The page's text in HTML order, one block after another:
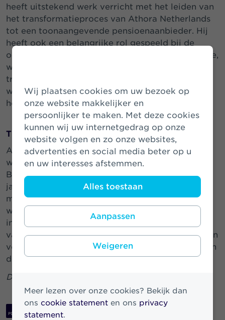
Wij plaatsen cookies om uw bezoek op
onze website makkelijker en
persoonlijker te maken. Met deze cookies
kunnen wij uw internetgedrag op onze
website volgen en zo onze websites,
advertenties en social media beter op u
en uw interesses afstemmen.
Alles toestaan
Aanpassen
Weigeren
Meer lezen over onze cookies? Bekijk dan
ons cookie statement en ons privacy
statement.
heeft uitstekend werk verricht met het leiden van
het transformatieproces van Athora Netherlands
tot een toonaangevende pensioenaanbieder. Hij
heeft ook een belangrijke rol gespeeld bij de
ontwikkeling van onze pensioen buy-out strategie,
wat heeft geleid tot verschillende succesvolle
transacties. Ik wil Angelo bedanken voor zijn
waardevolle bijdrage aan ons bedrijf en ik wens
hem het allerbeste bij Athora Group.”
Trots
Angelo Sacca, CTO of Athora Netherlands: “Het
was een eer om lid te zijn van de Raad van
Bestuur en ik ben trots op wat we de afgelopen
jaren hebben bereikt. Het was een voorrecht om
met veel collega's in het hele bedrijf samen te
werken en ik wil hen bedanken voor hun
indrukwekkende toewijding aan de transformatie
van Athora Netherlands. Ik ben blij dat ik met mijn
vertrek naar Athora Group deel blijf uitmaken van
de Athora-familie.”
De Engelse tekst van het persbericht is leidend.
Download PDF